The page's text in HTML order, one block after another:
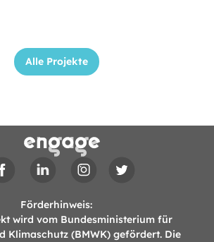
Alle Projekte
Förderhinweis:
wird vom Bundesministerium für
Klimaschutz (BMWK) gefördert. Die